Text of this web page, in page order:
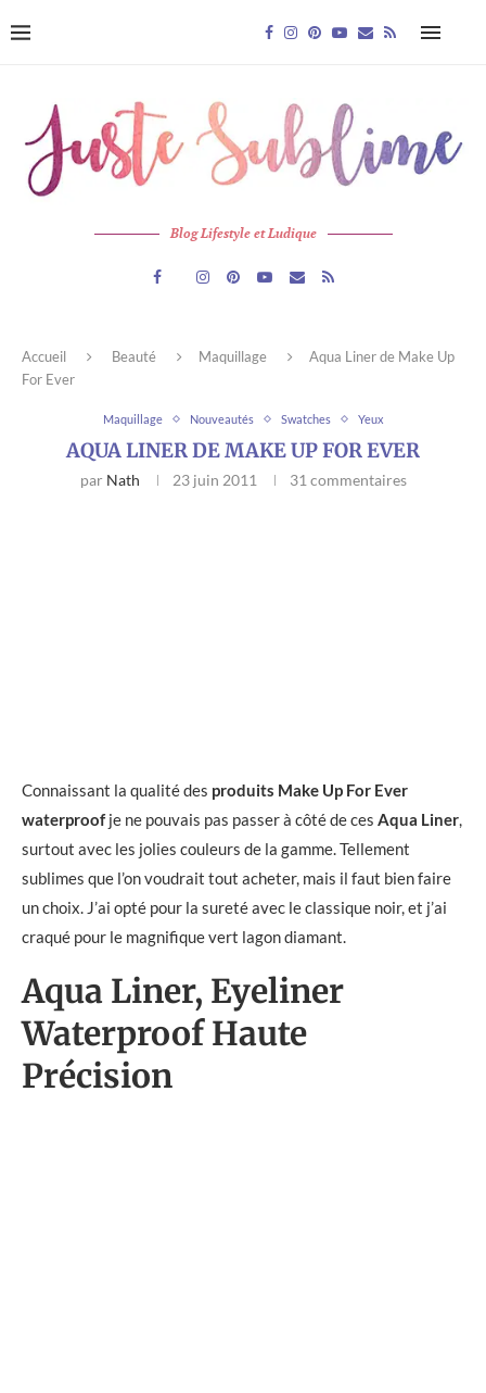
Blog Lifestyle et Ludique
Accueil Beauté Maquillage
Aqua Liner de Make Up
For Ever
Maquillage Nouveautés Swatches Yeux
AQUA LINER DE MAKE UP FOR EVER
par Nath 23 juin 2011 31 commentaires
Connaissant la qualité des produits Make Up For Ever
waterproofje ne pouvais pas passer à côté de ces Aqua Liner,
surtout avec les jolies couleurs de la gamme. Tellement
sublimes que l’on voudrait tout acheter, mais il faut bien faire
un choix. J’ai opté pour la sureté avec le classique noir, et j’ai
craqué pour le magnifique vert lagon diamant.
Aqua Liner, Eyeliner
Waterproof Haute
Précision